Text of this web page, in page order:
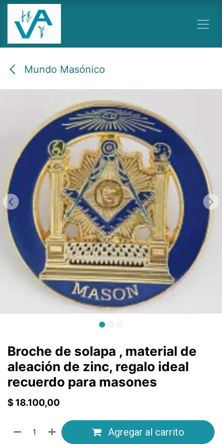
Ir al contenido
Mundo Masónico
Broche de solapa , material de
aleación de zinc, regalo ideal
recuerdo para masones
$ 18.100,00
Agregar al carrito